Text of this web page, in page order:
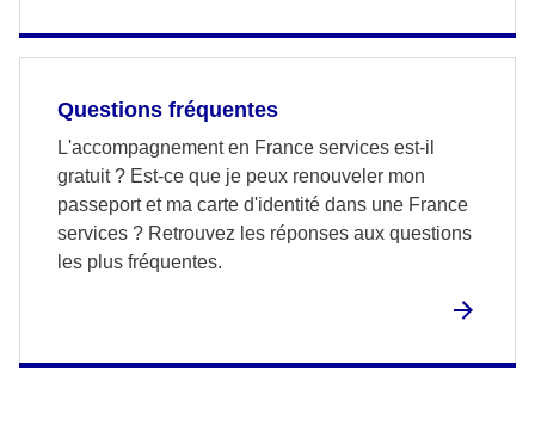
Questions fréquentes
L'accompagnement en France services est-il
gratuit ? Est-ce que je peux renouveler mon
passeport et ma carte d'identité dans une France
services ? Retrouvez les réponses aux questions
les plus fréquentes.